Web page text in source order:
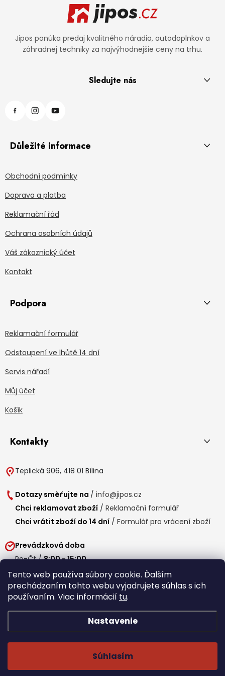
Tento web používa súbory cookie. Ďalším
prechádzaním tohto webu vyjadrujete súhlas s ich
používaním. Viac informácií tu.
Nastavenie
Súhlasím
Jipos ponúka predaj kvalitného náradia, autodoplnkov a
záhradnej techniky za najvýhodnejšie ceny na trhu.
Sledujte nás
Důležité informace
Obchodní podmínky
Doprava a platba
Reklamační řád
Ochrana osobních údajů
Váš zákaznický účet
Kontakt
Podpora
Reklamační formulář
Odstoupení ve lhůtě 14 dní
Servis nářadí
Můj účet
Košík
Kontakty
Teplická 906, 418 01 Bílina
Dotazy směřujte na / info@jipos.cz
Chci reklamovat zboží / Reklamační formulář
Chci vrátit zboží do 14 dní / Formulář pro vrácení zboží
Prevádzková doba
Po-Čt /8:00 - 15:00
Pá / 7:30 - 14:30
Obedňajšia prestávka /11:00 - 11:30
Běží na Shoptet Premium/Webdesign mi-ma.cz
Copyright 2026
cookies